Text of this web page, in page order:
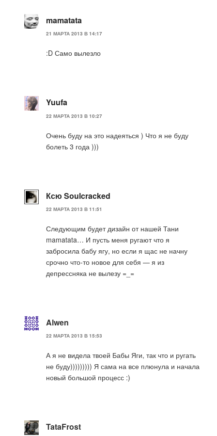
mamatata
21 МАРТА 2013 В 14:17
:D Само вылезло
Yuufa
22 МАРТА 2013 В 10:27
Очень буду на это надеяться ) Что я не буду
болеть 3 года )))
Ксю Soulcracked
22 МАРТА 2013 В 11:51
Следующим будет дизайн от нашей Тани
mamatata… И пусть меня ругают что я
забросила бабу ягу, но если я щас не начну
срочно что-то новое для себя — я из
депрессняка не вылезу =_=
Alwen
22 МАРТА 2013 В 15:53
А я не видела твоей Бабы Яги, так что и ругать
не буду))))))))) Я сама на все плюнула и начала
новый большой процесс :)
TataFrost